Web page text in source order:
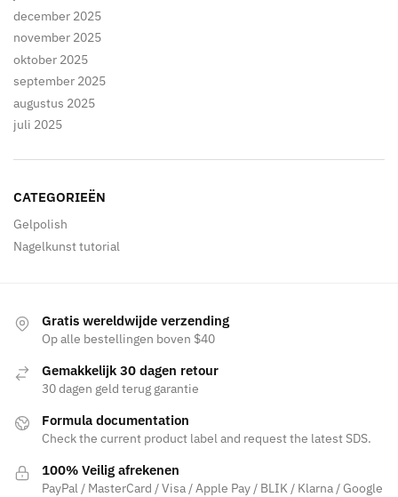
december 2025
november 2025
oktober 2025
september 2025
augustus 2025
juli 2025
CATEGORIEËN
Gelpolish
Nagelkunst tutorial
Gratis wereldwijde verzending
Op alle bestellingen boven $40
Gemakkelijk 30 dagen retour
30 dagen geld terug garantie
Formula documentation
Check the current product label and request the latest SDS.
100% Veilig afrekenen
PayPal / MasterCard / Visa / Apple Pay / BLIK / Klarna / Google